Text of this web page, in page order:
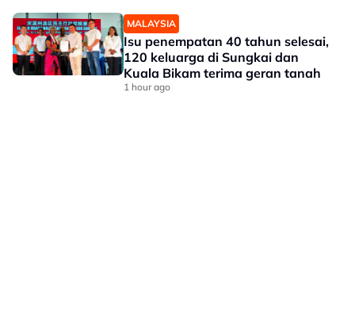
MALAYSIA
Isu penempatan 40 tahun selesai,
120 keluarga di Sungkai dan
Kuala Bikam terima geran tanah
1 hour ago